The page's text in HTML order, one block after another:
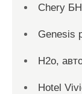
Chery
Genesis
H2o,
Hotel